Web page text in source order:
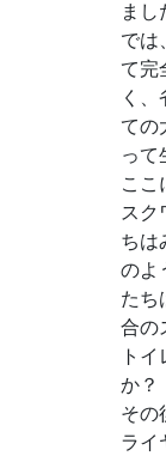
ま
では
て完
く
ての
って
ここ
スク
ちは
のよ
たち
合の
ト
か？
その
ライ